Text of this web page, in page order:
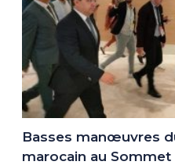
Basses manœuvres
marocain au Sommet